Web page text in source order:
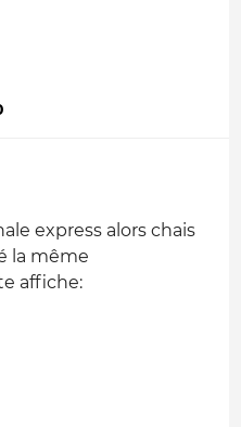
express alors chais
la même
affiche: